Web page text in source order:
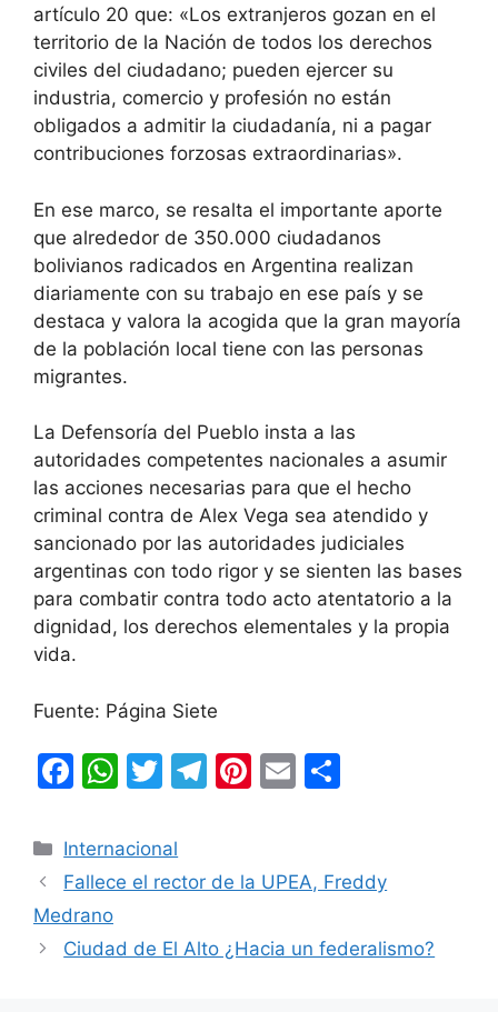
artículo 20 que: «Los extranjeros gozan en el
territorio de la Nación de todos los derechos
civiles del ciudadano; pueden ejercer su
industria, comercio y profesión no están
obligados a admitir la ciudadanía, ni a pagar
contribuciones forzosas extraordinarias».
En ese marco, se resalta el importante aporte
que alrededor de 350.000 ciudadanos
bolivianos radicados en Argentina realizan
diariamente con su trabajo en ese país y se
destaca y valora la acogida que la gran mayoría
de la población local tiene con las personas
migrantes.
La Defensoría del Pueblo insta a las
autoridades competentes nacionales a asumir
las acciones necesarias para que el hecho
criminal contra de Alex Vega sea atendido y
sancionado por las autoridades judiciales
argentinas con todo rigor y se sienten las bases
para combatir contra todo acto atentatorio a la
dignidad, los derechos elementales y la propia
vida.
Fuente: Página Siete
F
c
e
b
o
W
at
s
p
T
itt
er
T
gr
m
Pi
e
E
l
p
tir
Categorías
Internacional
Fallece el rector de la UPEA, Freddy
Medrano
Ciudad de El Alto ¿Hacia un federalismo?